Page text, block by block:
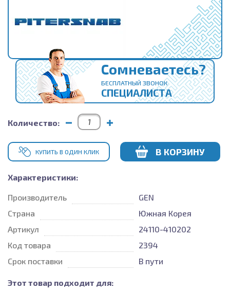
Сомневаетесь?
БЕСПЛАТНЫЙ ЗВОНОК
СПЕЦИАЛИСТА
Количество:
КУПИТЬ В ОДИН КЛИК В КОРЗИНУ
Характеристики:
Производитель
GEN
Страна
Южная Корея
Артикул
24110-410202
Код товара
2394
Срок поставки
В пути
Этот товар подходит для: